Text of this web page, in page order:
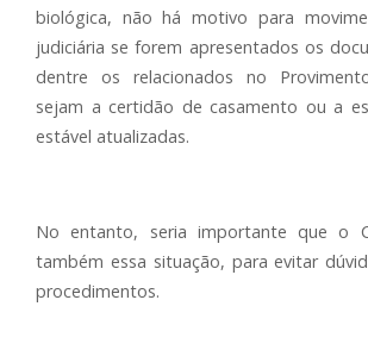
biológica, não há motivo para
judiciária se forem apresentados os
dentre os relacionados no
sejam a certidão de casamento ou a
estável atualizadas.
No entanto, seria importante que o
também essa situação, para evitar
procedimentos.